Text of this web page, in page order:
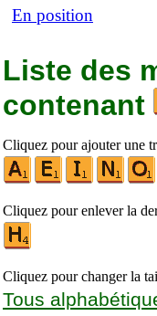
En position
Liste des
contenant
Cliquez pour ajouter une
Cliquez pour enlever la
Cliquez pour changer la
Tous